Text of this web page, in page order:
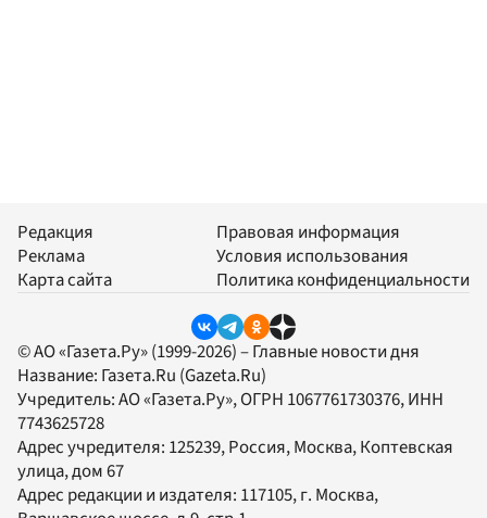
Редакция
Реклама
Карта сайта
Правовая информация
Условия использования
Политика конфиденциальности
© АО «Газета.Ру» (1999-2026) – Главные новости дня
Название: Газета.Ru (Gazeta.Ru)
Учредитель:АО «Газета.Ру», ОГРН 1067761730376, ИНН
7743625728
Адрес учредителя: 125239, Россия, Москва, Коптевская
улица, дом 67
Адрес редакции и издателя: 117105, г. Москва,